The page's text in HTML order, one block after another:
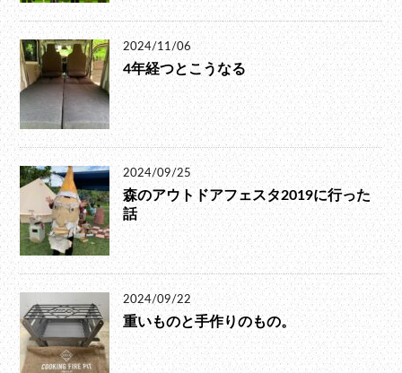
2024/11/06
4年経つとこうなる
2024/09/25
森のアウトドアフェスタ2019に行った
話
2024/09/22
重いものと手作りのもの。